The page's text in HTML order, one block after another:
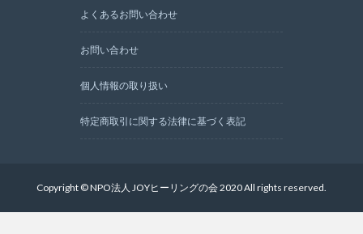
よくあるお問い合わせ
お問い合わせ
個人情報の取り扱い
特定商取引に関する法律に基づく表記
Copyright © NPO法人 JOYヒーリングの会 2020 All rights reserved.